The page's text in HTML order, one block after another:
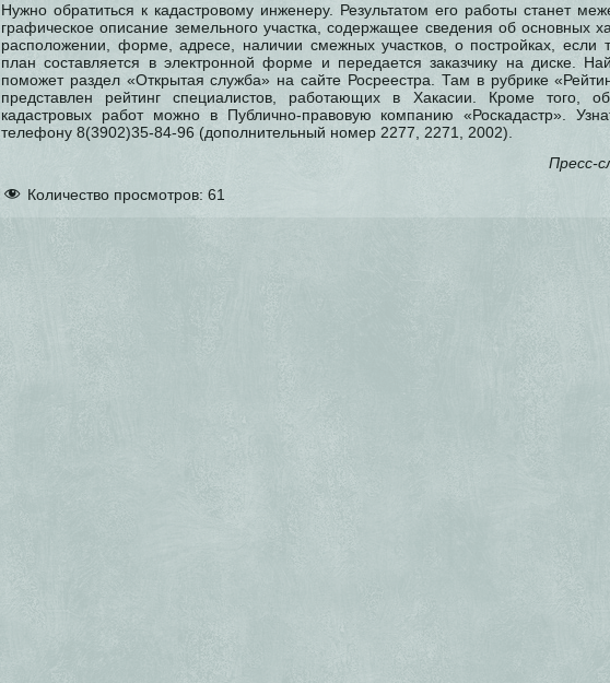
Нужно обратиться к кадастровому инженеру. Результатом его работы станет
графическое описание земельного участка, содержащее сведения об основных
расположении, форме, адресе, наличии смежных участков, о постройках, если
план составляется в электронной форме и передается заказчику на диске.
поможет раздел «Открытая служба» на сайте Росреестра. Там в рубрике
представлен рейтинг специалистов, работающих в Хакасии. Кроме того,
кадастровых работ можно в Публично-правовую компанию «Роскадастр».
телефону 8(3902)35-84-96 (дополнительный номер 2277, 2271, 2002).
Пресс-
Количество просмотров: 61